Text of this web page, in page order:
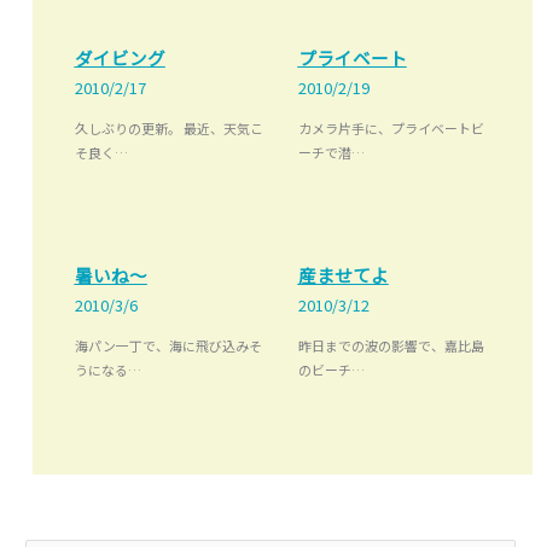
ダイビング
2010/2/17
久しぶりの更新。 最近、天気こ
そ良く…
プライベート
2010/2/19
カメラ片手に、プライベートビ
ーチで潜…
暑いね～
2010/3/6
海パン一丁で、海に飛び込みそ
うになる…
産ませてよ
2010/3/12
昨日までの波の影響で、嘉比島
のビーチ…